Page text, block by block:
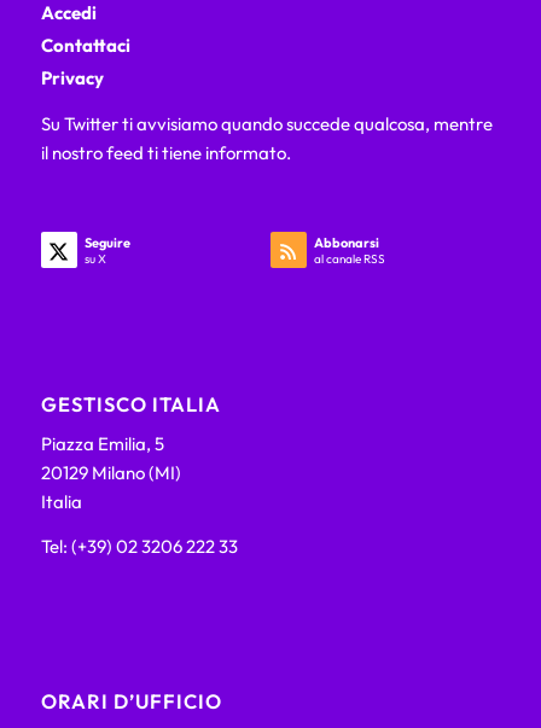
Accedi
Contattaci
Privacy
Su Twitter ti avvisiamo quando succede qualcosa, mentre
il nostro feed ti tiene informato.
Seguire
su X
Abbonarsi
al canale RSS
GESTISCO ITALIA
Piazza Emilia, 5
20129 Milano (MI)
Italia
Tel: (+39) 02 3206 222 33
ORARI D’UFFICIO